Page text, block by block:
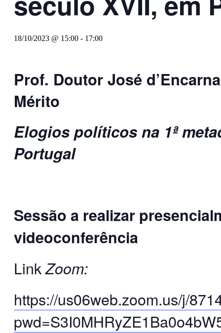
18/10/2023 @ 15:00 - 17:00
Prof. Doutor José
Mérito
Elogios políticos na 1ª
Portugal
Sessão a realizar
videoconferência
LinkZoom:
https://us06web.zoom.us/j/